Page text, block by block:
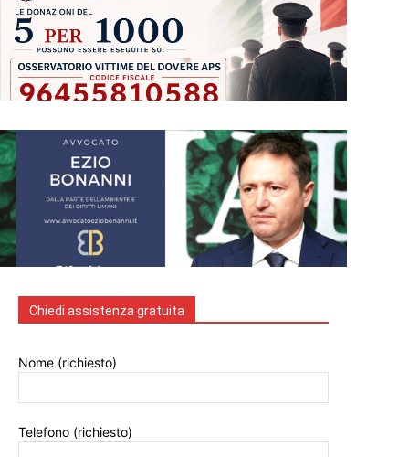
Chiedi assistenza gratuita
Nome (richiesto)
Telefono (richiesto)